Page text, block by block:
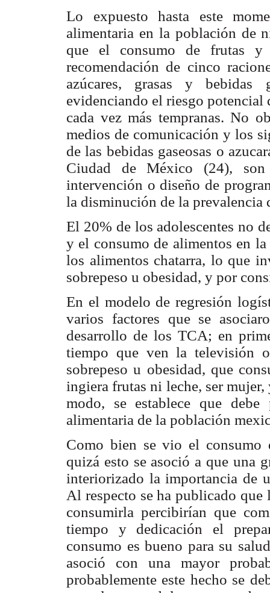
Lo expuesto hasta este
alimentaria en la población de
que el consumo de frutas
recomendación de cinco
azúcares, grasas y bebidas
evidenciando el riesgo potencial
cada vez más tempranas. No
medios de comunicación y los
de las bebidas gaseosas o
Ciudad de México (24), son
intervención o diseño de
la disminución de la prevalencia
El 20% de los adolescentes no
y el consumo de alimentos en
los alimentos chatarra, lo que
sobrepeso u obesidad, y por
En el modelo de regresión
varios factores que se
desarrollo de los TCA; en
tiempo que ven la televisión
sobrepeso u obesidad, que
ingiera frutas ni leche, ser mujer,
modo, se establece que
alimentaria de la población
Como bien se vio el consumo
quizá esto se asoció a que una
interiorizado la importancia de
Al respecto se ha publicado que
consumirla percibirían que
tiempo y dedicación el
consumo es bueno para su
asoció con una mayor
probablemente este hecho se